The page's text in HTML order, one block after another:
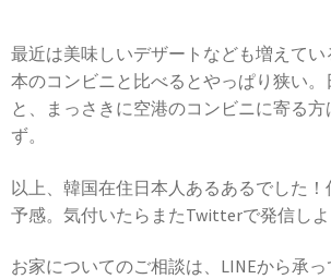
最近は美味しいデザートなども増えてい
本のコンビニと比べるとやっぱり狭い。
と、まっさきに空港のコンビニに寄る
ず。
以上、韓国在住日本人あるあるでした
予感。気付いたらまたTwitterで発信し
お家についてのご相談は、LINEから承っ